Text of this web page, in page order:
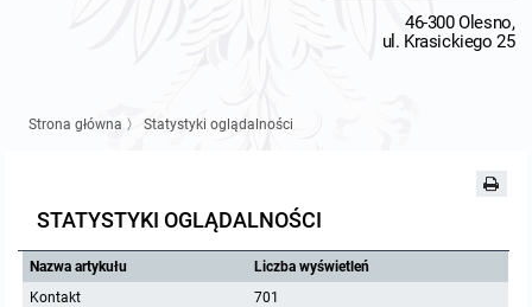
46-300 Olesno,
ul. Krasickiego 25
Strona główna 〉Statystyki oglądalności
STATYSTYKI OGLĄDALNOŚCI
Nazwa artykułu
Liczba wyświetleń
Kontakt
701